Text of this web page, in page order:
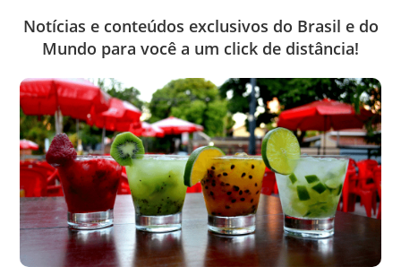
Notícias e conteúdos exclusivos do Brasil e do
Mundo para você a um click de distância!